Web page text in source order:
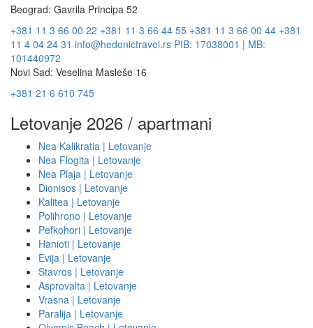
Beograd: Gavrila Principa 52
+381 11 3 66 00 22 +381 11 3 66 44 55 +381 11 3 66 00 44 +381
11 4 04 24 31 info@hedonictravel.rs PIB: 17038001 | MB:
101440972
Novi Sad: Veselina Masleše 16
+381 21 6 610 745
Letovanje 2026 / apartmani
Nea Kalikratia | Letovanje
Nea Flogita | Letovanje
Nea Plaja | Letovanje
Dionisos | Letovanje
Kalitea | Letovanje
Polihrono | Letovanje
Pefkohori | Letovanje
Hanioti | Letovanje
Evija | Letovanje
Stavros | Letovanje
Asprovalta | Letovanje
Vrasna | Letovanje
Paralija | Letovanje